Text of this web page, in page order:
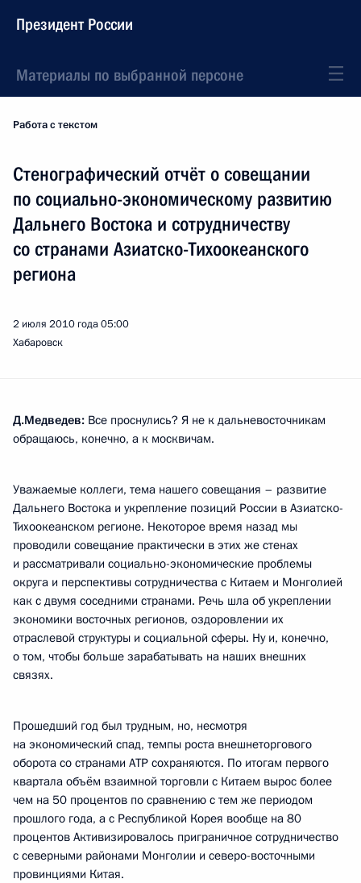
Президент России
Материалы по выбранной персоне
Работа с текстом
Стенографический отчёт о совещании
по социально-экономическому развитию
Дальнего Востока и сотрудничеству
со странами Азиатско-Тихоокеанского
региона
2 июля 2010 года05:00
Хабаровск
Д.Медведев: Все проснулись? Я не к дальневосточникам
обращаюсь, конечно, а к москвичам.
Уважаемые коллеги, тема нашего совещания – развитие
Дальнего Востока и укрепление позиций России в Азиатско-
Тихоокеанском регионе. Некоторое время назад мы
проводили совещание практически в этих же стенах
и рассматривали социально-экономические проблемы
округа и перспективы сотрудничества с Китаем и Монголией
как с двумя соседними странами. Речь шла об укреплении
экономики восточных регионов, оздоровлении их
отраслевой структуры и социальной сферы. Ну и, конечно,
о том, чтобы больше зарабатывать на наших внешних
связях.
Прошедший год был трудным, но, несмотря
на экономический спад, темпы роста внешнеторгового
оборота со странами АТР сохраняются. По итогам первого
квартала объём взаимной торговли с Китаем вырос более
чем на 50 процентов по сравнению с тем же периодом
прошлого года, а с Республикой Корея вообще на 80
процентов Активизировалось приграничное сотрудничество
с северными районами Монголии и северо-восточными
провинциями Китая.